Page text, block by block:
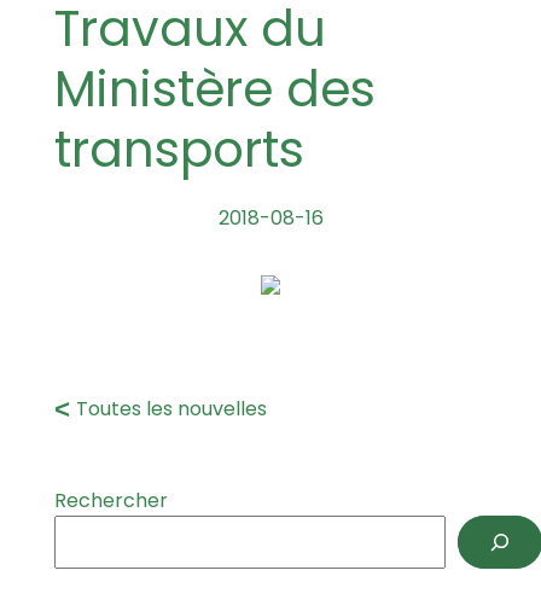
Travaux du
Ministère des
transports
2018-08-16
Toutes les nouvelles
Rechercher